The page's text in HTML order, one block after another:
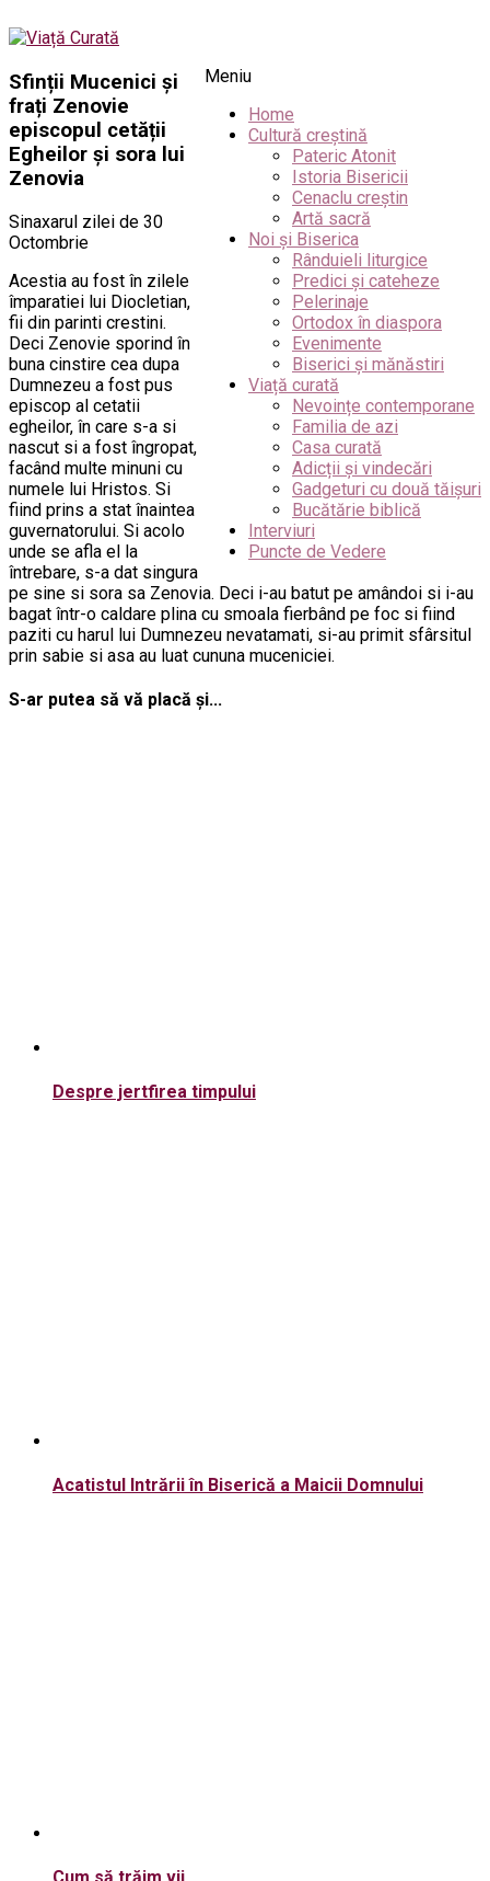
Meniu
Home
Cultură creștină
Pateric Atonit
Istoria Bisericii
Cenaclu creștin
Artă sacră
Noi și Biserica
Rânduieli liturgice
Predici și cateheze
Pelerinaje
Ortodox în diaspora
Evenimente
Biserici și mănăstiri
Viață curată
Nevoințe contemporane
Familia de azi
Casa curată
Adicții și vindecări
Gadgeturi cu două tăișuri
Bucătărie biblică
Interviuri
Puncte de Vedere
Sfinții Mucenici și
frați Zenovie
episcopul cetății
Egheilor și sora lui
Zenovia
Sinaxarul zilei de 30
Octombrie
Acestia au fost în zilele
împaratiei lui Diocletian,
fii din parinti crestini.
Deci Zenovie sporind în
buna cinstire cea dupa
Dumnezeu a fost pus
episcop al cetatii
egheilor, în care s-a si
nascut si a fost îngropat,
facând multe minuni cu
numele lui Hristos. Si
fiind prins a stat înaintea
guvernatorului. Si acolo
unde se afla el la
întrebare, s-a dat singura
pe sine si sora sa Zenovia. Deci i-au batut pe amândoi si i-au
bagat într-o caldare plina cu smoala fierbând pe foc si fiind
paziti cu harul lui Dumnezeu nevatamati, si-au primit sfârsitul
prin sabie si asa au luat cununa muceniciei.
S-ar putea să vă placă și...
Despre jertfirea timpului
Acatistul Intrării în Biserică a Maicii Domnului